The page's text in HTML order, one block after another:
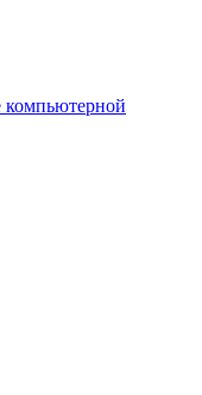
компьютерной